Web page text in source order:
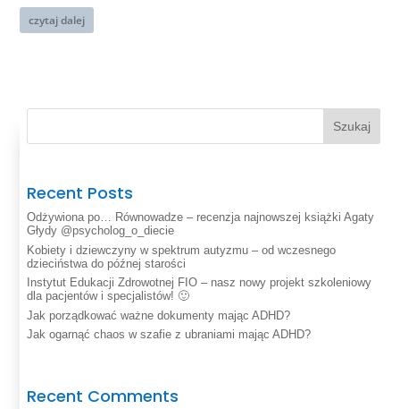
czytaj dalej
Szukaj
Recent Posts
Odżywiona po… Równowadze – recenzja najnowszej książki Agaty
Głydy @psycholog_o_diecie
Kobiety i dziewczyny w spektrum autyzmu – od wczesnego
dzieciństwa do późnej starości
Instytut Edukacji Zdrowotnej FIO – nasz nowy projekt szkoleniowy
dla pacjentów i specjalistów! 🙂
Jak porządkować ważne dokumenty mając ADHD?
Jak ogarnąć chaos w szafie z ubraniami mając ADHD?
Recent Comments